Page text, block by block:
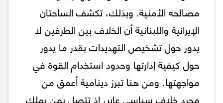
مصالحه الأمنية. وبذلك، تكشف الساحتان
الإيرانية واللبنانية أن الخلاف بين الطرفين لا
يدور حول تشخيص التهديدات بقدر ما يدور
حول كيفية إدارتها وحدود استخدام القوة في
مواجهتها. ومن هنا تبرز دينامية أعمق من
مجرد خلاف سياسي عابر، إذ تتصل بمن يملك